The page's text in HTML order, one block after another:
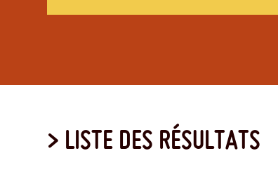
> LISTE DES RÉSULTATS